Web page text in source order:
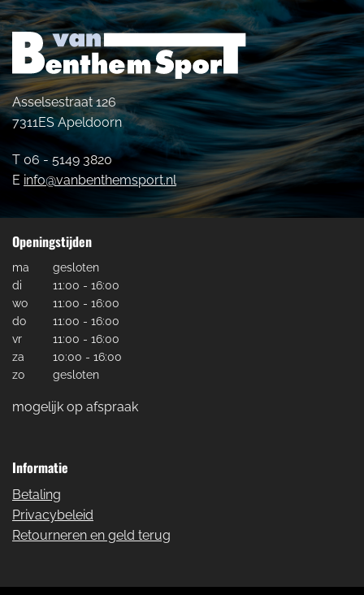
Asselsestraat 126
7311ES Apeldoorn
T 06 - 5149 3820
E info@vanbenthemsport.nl
Openingstijden
ma
gesloten
di
11:00 - 16:00
wo
11:00 - 16:00
do
11:00 - 16:00
vr
11:00 - 16:00
za
10:00 - 16:00
zo
gesloten
mogelijk op afspraak
Informatie
Betaling
Privacybeleid
Retourneren en geld terug